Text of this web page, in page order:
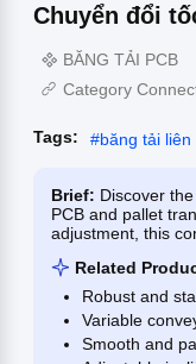
Chuyển đổi
BĂNG TẢI PCB
Category
Tags: #băng tải liên
Brief: Discover
PCB and pallet
adjustment, this
Related
Robust and
Variable
Smooth and